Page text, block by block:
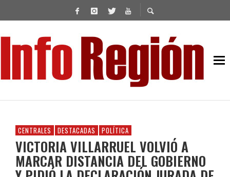
CENTRALES DESTACADAS POLÍTICA
VICTORIA VILLARRUEL VOLVIÓ A
MARCAR DISTANCIA DEL GOBIERNO